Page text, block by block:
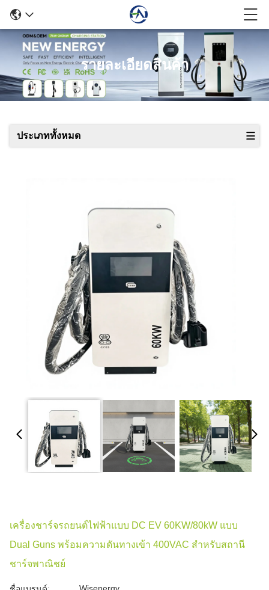
รายละเอียดสินค้า
ประเภททั้งหมด
เครื่องชาร์จรถยนต์ไฟฟ้าแบบ DC EV 60KW/80kW แบบ
Dual Guns พร้อมความดันทางเข้า 400VAC สําหรับสถานี
ชาร์จพาณิชย์